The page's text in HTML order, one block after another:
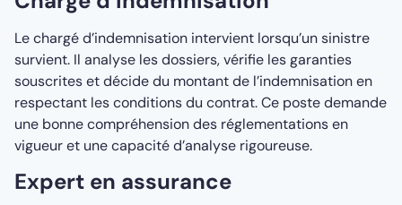
Le chargé d’indemnisation intervient lorsqu’un sinistre
survient. Il analyse les dossiers, vérifie les garanties
souscrites et décide du montant de l’indemnisation en
respectant les conditions du contrat. Ce poste demande
une bonne compréhension des réglementations en
vigueur et une capacité d’analyse rigoureuse.
Expert en assurance